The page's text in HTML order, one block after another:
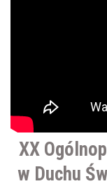
XX
w Duchu